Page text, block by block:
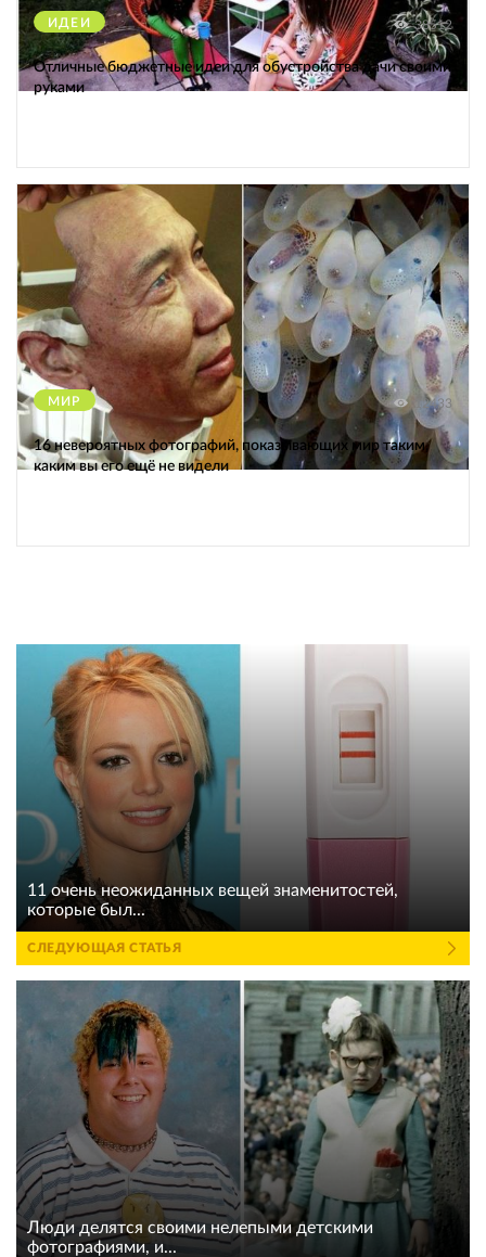
ИДЕИ 38512
Отличные бюджетные идеи для обустройства дачи своими
руками
МИР 12433
16 невероятных фотографий, показывающих мир таким,
каким вы его ещё не видели
11 очень неожиданных вещей знаменитостей,
которые был...
СЛЕДУЮЩАЯ СТАТЬЯ
Люди делятся своими нелепыми детскими
фотографиями, и...